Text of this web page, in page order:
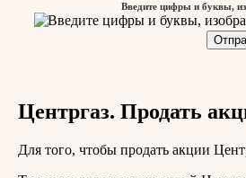
Введите цифры и буквы,
Центргаз. Продать
Для того, чтобы продать акции